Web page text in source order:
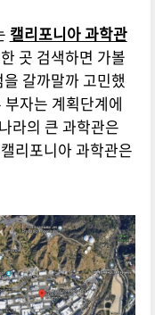
캘리포니아 과학관
곳 검색하면 가볼
갈까말까 고민했
자는 계획단계에
라의 큰 과학관은
리포니아 과학관은